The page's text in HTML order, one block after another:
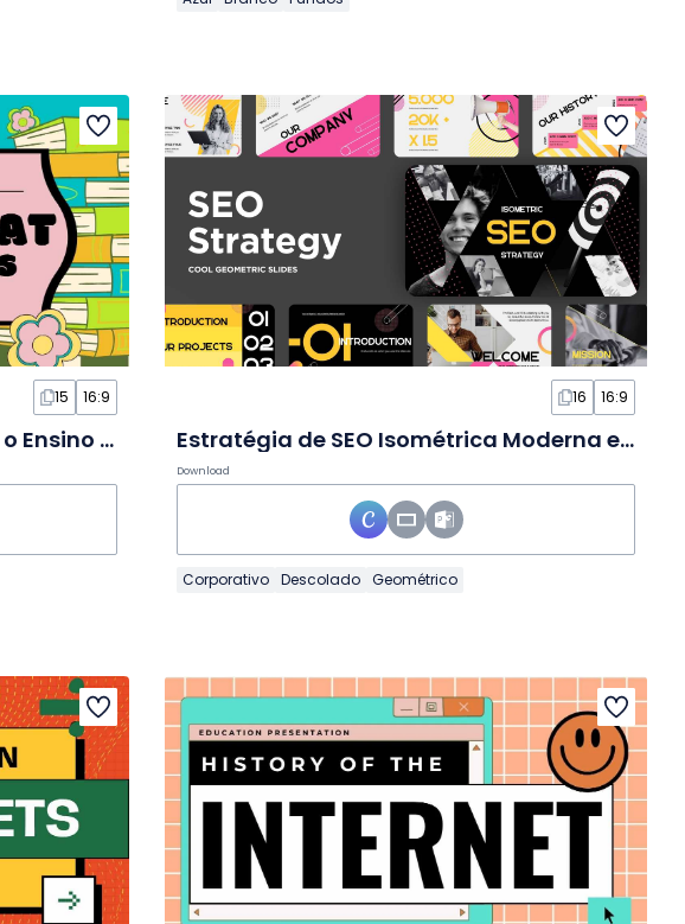
15 16:9
Habilidades Sociais Retrô para o Ensino Fundamental II: como tratar seus professores em Slides
16 16:9
Estratégia de SEO Isométrica Moderna em Slides
Download
Corporativo Descolado Geométrico